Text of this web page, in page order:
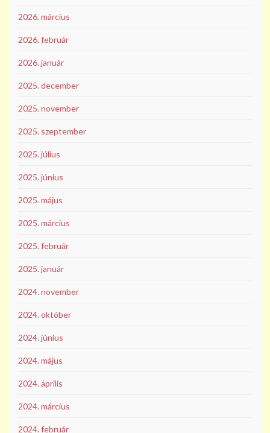
2026. március
2026. február
2026. január
2025. december
2025. november
2025. szeptember
2025. július
2025. június
2025. május
2025. március
2025. február
2025. január
2024. november
2024. október
2024. június
2024. május
2024. április
2024. március
2024. február